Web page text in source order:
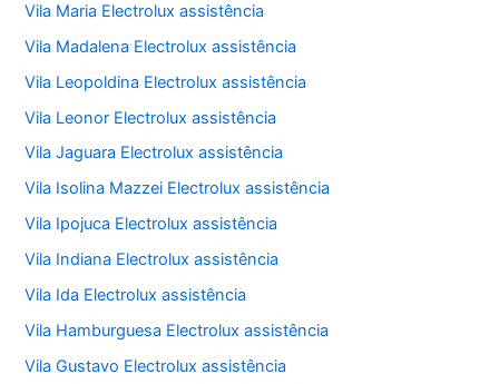
Vila Maria Electrolux assistência
Vila Madalena Electrolux assistência
Vila Leopoldina Electrolux assistência
Vila Leonor Electrolux assistência
Vila Jaguara Electrolux assistência
Vila Isolina Mazzei Electrolux assistência
Vila Ipojuca Electrolux assistência
Vila Indiana Electrolux assistência
Vila Ida Electrolux assistência
Vila Hamburguesa Electrolux assistência
Vila Gustavo Electrolux assistência